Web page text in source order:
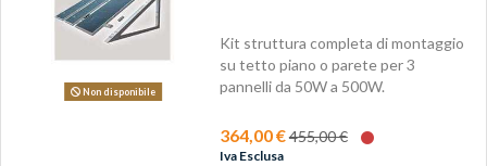
Non disponibile
Kit struttura completa di montaggio
su tetto piano o parete per 3
pannelli da 50W a 500W.
364,00 €455,00 €
Iva Esclusa